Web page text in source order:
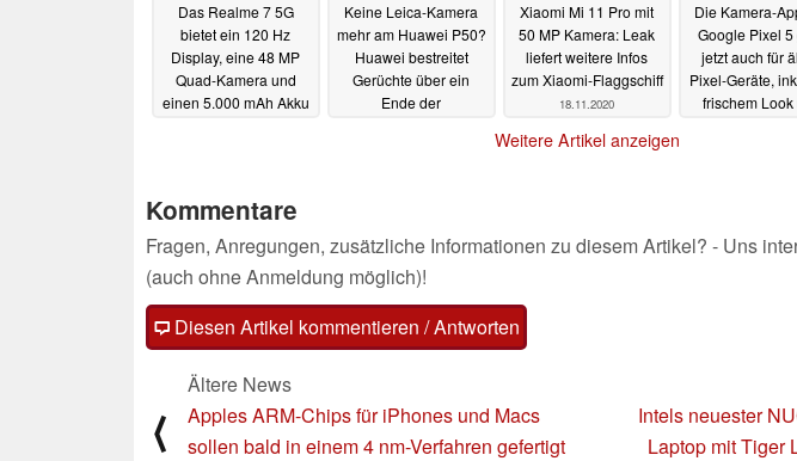
Das Realme 7 5G
bietet ein 120 Hz
Display, eine 48 MP
Quad-Kamera und
einen 5.000 mAh Akku
Keine Leica-Kamera
mehr am Huawei P50?
Huawei bestreitet
Gerüchte über ein
Ende der
Xiaomi Mi 11 Pro mit
50 MP Kamera: Leak
liefert weitere Infos
zum Xiaomi-Flaggschiff
18.11.2020
Die Kamera-
Google Pixel 5
jetzt auch für
Pixel-Geräte,
frischem Look
Weitere Artikel anzeigen
Kommentare
Fragen, Anregungen, zusätzliche Informationen zu diesem Artikel? - Uns
(auch ohne Anmeldung möglich)!
Diesen Artikel kommentieren / Antworten
⟨
Ältere News
Apples ARM-Chips für iPhones und Macs
sollen bald in einem 4 nm-Verfahren gefertigt
Intels neuester
Laptop mit Tiger